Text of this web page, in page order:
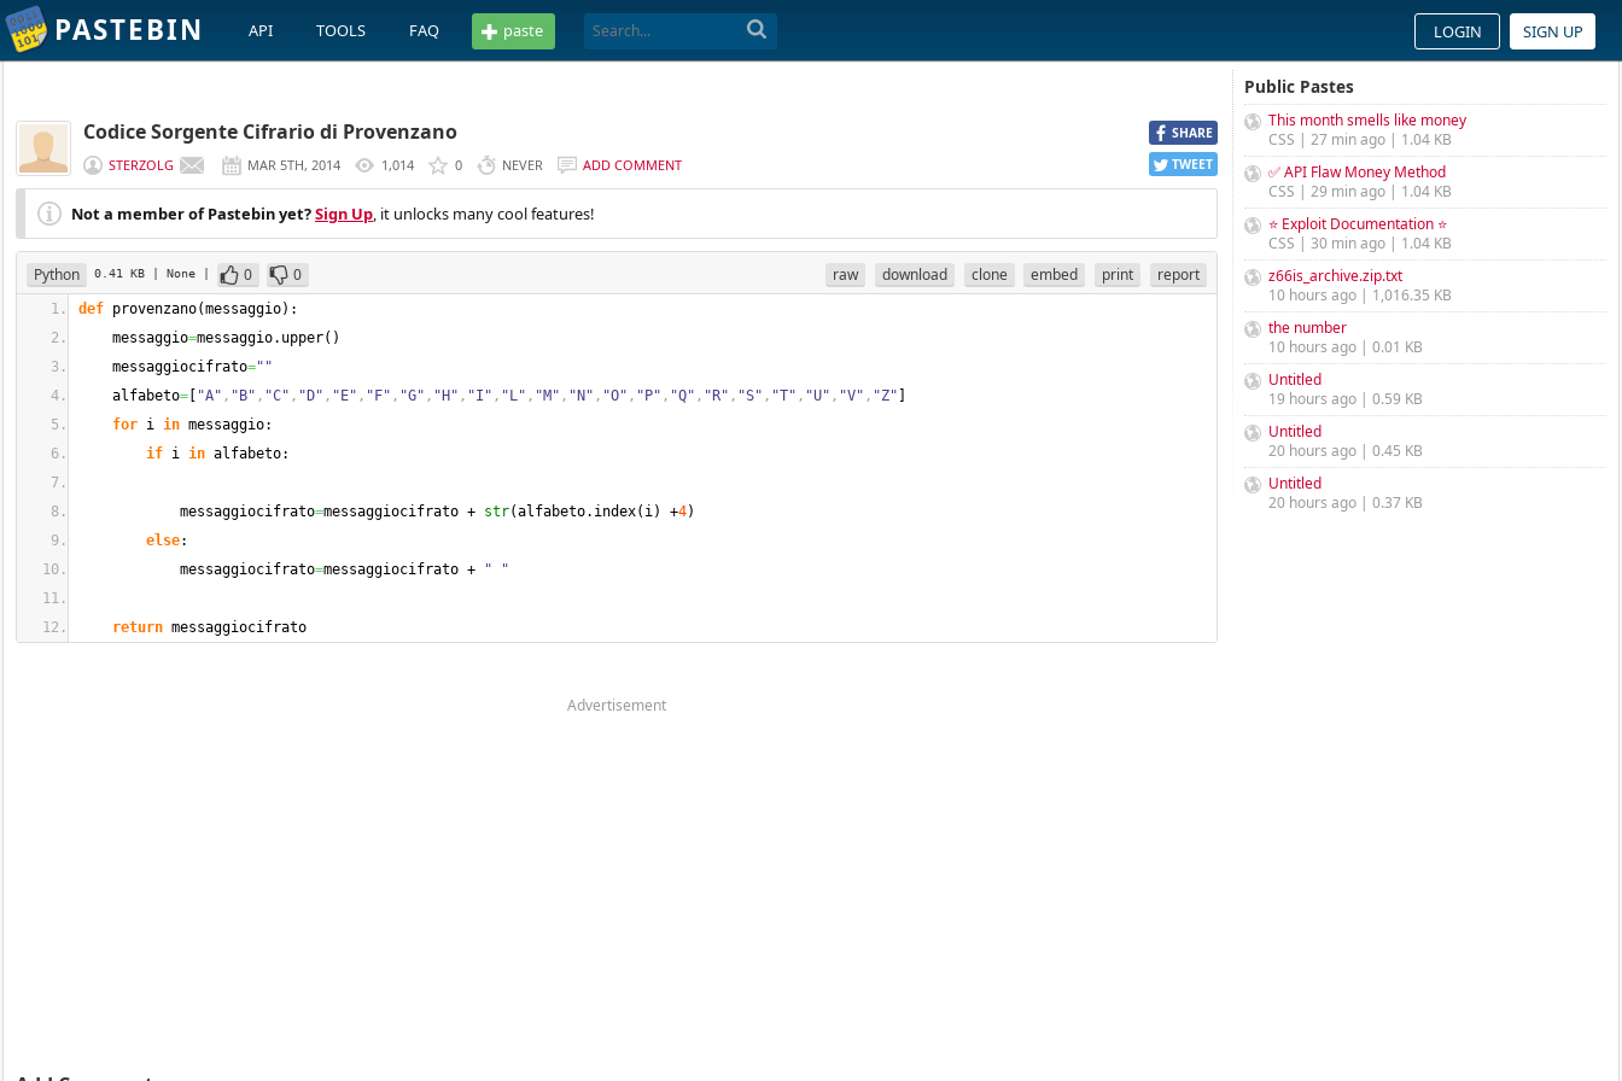
PASTEBIN API TOOLS FAQ paste LOGIN SIGN UP
SHARE
TWEET
Codice Sorgente Cifrario di Provenzano
STERZOLG MAR 5TH, 2014 1,014 0 NEVER ADD COMMENT
Not a member of Pastebin yet?Sign Up, it unlocks many cool features!
Python 0.41 KB | None | 0 0 raw download clone embed print report
def provenzano(messaggio) :
messaggio=messaggio. upper( )
messaggiocifrato=""
alfabeto= "A" , "B" , "C" , "D" , "E" , "F" , "G" , "H" , "I" , "L" , "M" , "N" , "O" , "P" , "Q" , "R" , "S" , "T" , "U" , "V" , "Z"
for i in messaggio:
if i in alfabeto:
messaggiocifrato=messaggiocifrato + str(alfabeto. index( i) +4)
else:
messaggiocifrato=messaggiocifrato + " "
return messaggiocifrato
Advertisement
Public Pastes
This month smells like money
CSS | 27 min ago | 1.04 KB
✅ API Flaw Money Method
CSS | 29 min ago | 1.04 KB
⭐ Exploit Documentation ⭐
CSS | 30 min ago | 1.04 KB
z66is_archive.zip.txt
10 hours ago | 1,016.35 KB
the number
10 hours ago | 0.01 KB
Untitled
19 hours ago | 0.59 KB
Untitled
20 hours ago | 0.45 KB
Untitled
20 hours ago | 0.37 KB